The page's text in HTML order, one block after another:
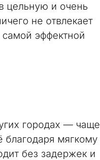
цельную и очень
не отвлекает
эффектной
городах — чаще
благодаря мягкому
без задержек и